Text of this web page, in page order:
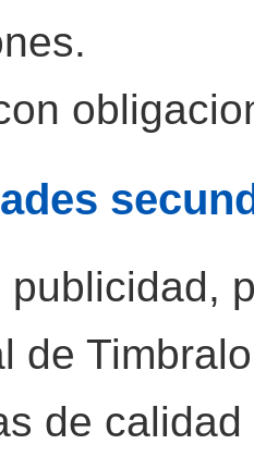
publicidad,
de
de